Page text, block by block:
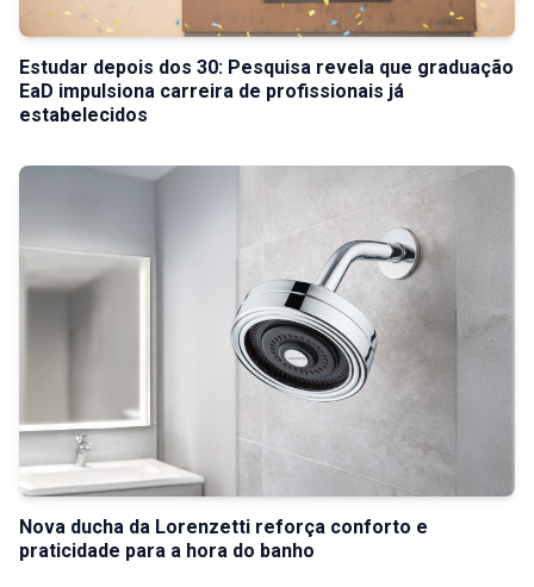
Estudar depois dos 30: Pesquisa revela que graduação
EaD impulsiona carreira de profissionais já
estabelecidos
Nova ducha da Lorenzetti reforça conforto e
praticidade para a hora do banho